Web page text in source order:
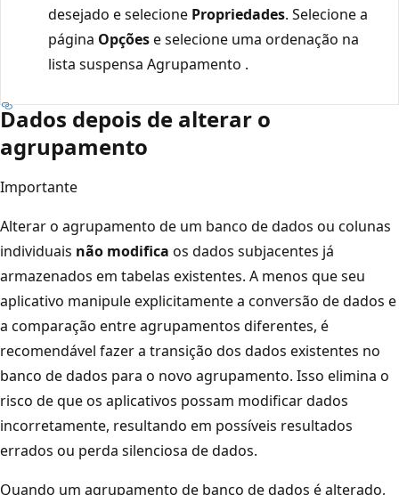
desejado e selecione Propriedades. Selecione a
página Opçõese selecione uma ordenação na
lista suspensa Agrupamento .
Dados depois de alterar o
agrupamento
Importante
Alterar o agrupamento de um banco de dados ou colunas
individuais não modifica os dados subjacentes já
armazenados em tabelas existentes. A menos que seu
aplicativo manipule explicitamente a conversão de dados e
a comparação entre agrupamentos diferentes, é
recomendável fazer a transição dos dados existentes no
banco de dados para o novo agrupamento. Isso elimina o
risco de que os aplicativos possam modificar dados
incorretamente, resultando em possíveis resultados
errados ou perda silenciosa de dados.
Quando um agrupamento de banco de dados é alterado,